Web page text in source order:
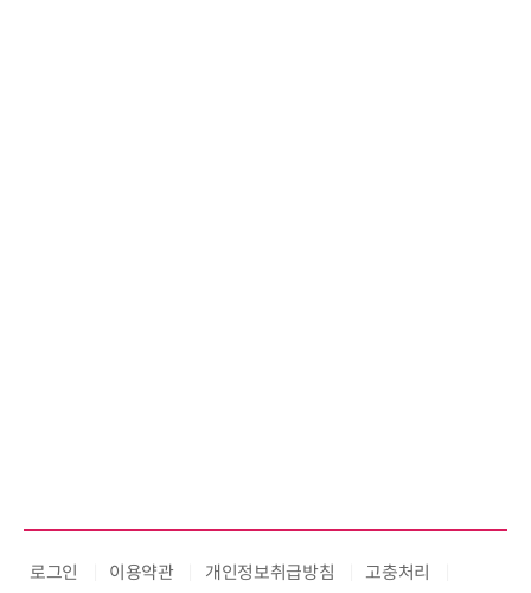
로그인 이용약관 개인정보취급방침 고충처리